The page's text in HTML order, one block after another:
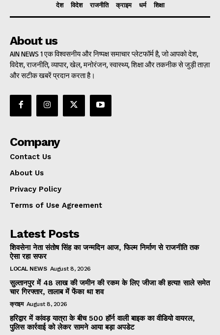
देश विदेश राजनीति क्राइम धर्म शिक्षा
About us
AIN NEWS 1 एक विश्वसनीय और निष्पक्ष समाचार प्लेटफॉर्म है, जो आपको देश,
विदेश, राजनीति, व्यापार, खेल, मनोरंजन, स्वास्थ्य, शिक्षा और तकनीक से जुड़ी ताज़ा
और सटीक खबरें प्रदान करता है।
Company
Contact Us
About Us
Privacy Policy
Terms of Use Agreement
Latest Posts
शिवसेना नेता संतोष सिंह का जन्मदिन आज, फिल्म निर्माण से राजनीति तक
ऐसा रहा सफर
LOCAL NEWS August 8, 2026
सुल्तानपुर में 48 लाख की जमीन की रकम के लिए जीजा की हत्या! साले समेत
चार गिरफ्तार, तालाब में फेंका था शव
क्राइम August 8, 2026
हरिद्वार में कांवड़ यात्रा के बीच 500 हॉर्न वाली बाइक का वीडियो वायरल,
पुलिस कार्रवाई को लेकर सामने आया बड़ा अपडेट